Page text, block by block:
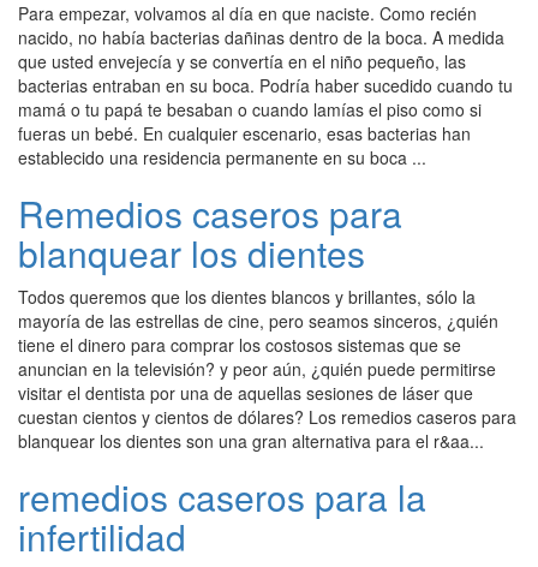
Para empezar, volvamos al día en que naciste. Como recién
nacido, no había bacterias dañinas dentro de la boca. A medida
que usted envejecía y se convertía en el niño pequeño, las
bacterias entraban en su boca. Podría haber sucedido cuando tu
mamá o tu papá te besaban o cuando lamías el piso como si
fueras un bebé. En cualquier escenario, esas bacterias han
establecido una residencia permanente en su boca ...
Remedios caseros para
blanquear los dientes
Todos queremos que los dientes blancos y brillantes, sólo la
mayoría de las estrellas de cine, pero seamos sinceros, ¿quién
tiene el dinero para comprar los costosos sistemas que se
anuncian en la televisión? y peor aún, ¿quién puede permitirse
visitar el dentista por una de aquellas sesiones de láser que
cuestan cientos y cientos de dólares? Los remedios caseros para
blanquear los dientes son una gran alternativa para el r&aa...
remedios caseros para la
infertilidad